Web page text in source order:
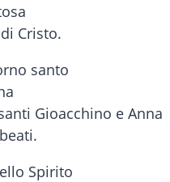
Cristo.
santo
Gioacchino e Anna
Spirito